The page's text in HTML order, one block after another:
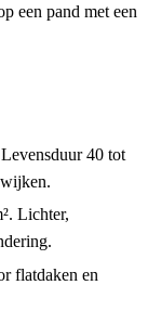
een pand met een
40 tot
Lichter,
flatdaken en